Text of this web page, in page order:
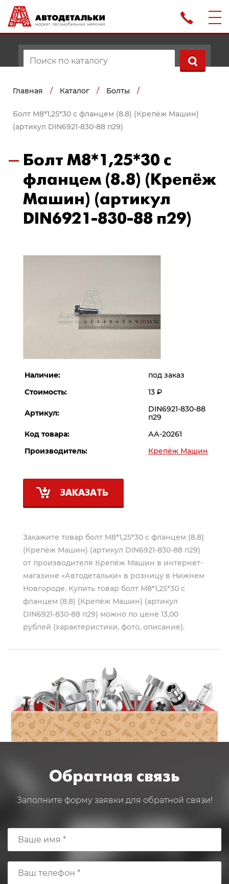
Главная / Каталог / Болты /
Болт М8*1,25*30 с фланцем (8.8) (Крепёж Машин)
(артикул DIN6921-830-88 п29)
Болт М8*1,25*30 с
фланцем (8.8) (Крепёж
Машин) (артикул
DIN6921-830-88 п29)
Наличие:
под заказ
Стоимость:
13 Р
Артикул:
DIN6921-830-88
п29
Код товара:
АА-20261
Производитель:
Крепёж Машин
ЗАКАЗАТЬ
Закажите товар болт М8*1,25*30 с фланцем (8.8)
(Крепёж Машин) (артикул DIN6921-830-88 п29)
от производителя Крепёж Машин в интернет-
магазине «Автодетальки» в розницу в Нижнем
Новгороде. Купить товар болт М8*1,25*30 с
фланцем (8.8) (Крепёж Машин) (артикул
DIN6921-830-88 п29) можно по цене 13,00
рублей (характеристики, фото, описание).
Обратная связь
Заполните форму заявки для обратной связи!